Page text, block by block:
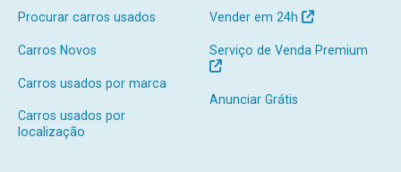
Procurar carros usados
Carros Novos
Carros usados por marca
Carros usados por
localização
Vender em 24h
Serviço de Venda Premium
Anunciar Grátis